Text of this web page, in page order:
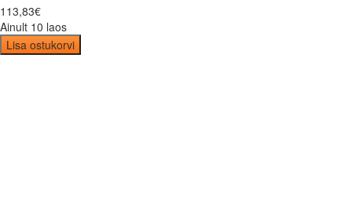
113,83€
Ainult 10 laos
Lisa ostukorvi